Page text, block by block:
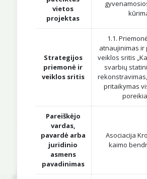
vietos
projektas
Strategijos
priemonė ir
veiklos sritis
1.1.
atnaujinimas ir
veiklos sritis
svarbių
pritaikymas
Pareiškėjo
vardas,
pavardė arba
juridinio
asmens
pavadinimas
Asociacija
kaimo